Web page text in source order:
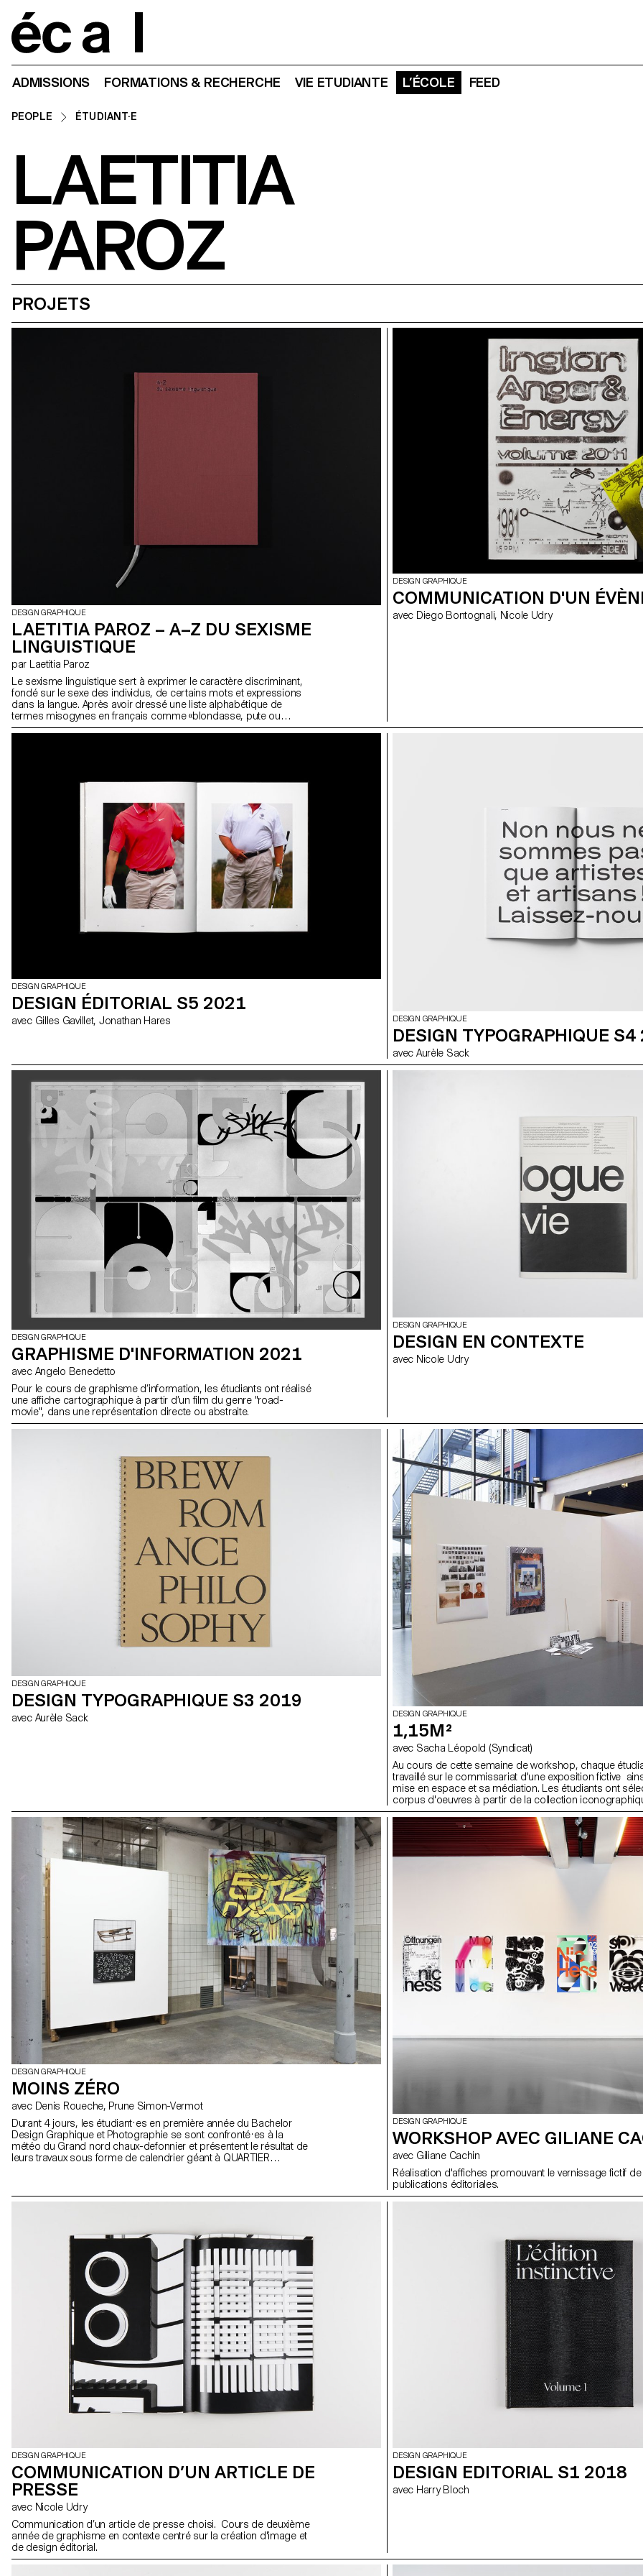
ADMISSIONS FORMATIONS & RECHERCHE VIE ETUDIANTE L’ÉCOLE FEED
PEOPLE ÉTUDIANT·E
LAETITIA
PAROZ
PROJETS
DESIGN GRAPHIQUE
LAETITIA PAROZ – A–Z DU SEXISME
LINGUISTIQUE
par Laetitia Paroz
Le sexisme linguistique sert à exprimer le caractère discriminant,
fondé sur le sexe des individus, de certains mots et expressions
dans la langue. Après avoir dressé une liste alphabétique de
termes misogynes en français comme «blondasse, pute ou
sorcière», j’ai réalisé une recherche propre à chaque terme me
d’archives, des punchlines de rap et des textes historiques se
édition qui interroge et provoque le·a lecteur·rice à différents
niveaux suivant sa propre sensibilité.
DESIGN GRAPHIQUE
COMMUNICATION D'UN
avec Diego Bontognali, Nicole Udry
DESIGN GRAPHIQUE
DESIGN ÉDITORIAL S5 2021
avec Gilles Gavillet, Jonathan Hares DESIGN GRAPHIQUE
DESIGN TYPOGRAPHIQUE
avec Aurèle Sack
DESIGN GRAPHIQUE
GRAPHISME D'INFORMATION 2021
avec Angelo Benedetto
Pour le cours de graphisme d’information, les étudiants ont réalisé
une affiche cartographique à partir d’un film du genre "road-
movie", dans une représentation directe ou abstraite.
DESIGN GRAPHIQUE
DESIGN EN CONTEXTE
avec Nicole Udry
DESIGN GRAPHIQUE
DESIGN TYPOGRAPHIQUE S3 2019
avec Aurèle Sack DESIGN GRAPHIQUE
1,15M²
avec Sacha Léopold (Syndicat)
Au cours de cette semaine de workshop, chaque
travaillé sur le commissariat d'une exposition fictive
mise en espace et sa médiation. Les étudiants ont
corpus d'oeuvres à partir de la collection
textuelle du Metropolitan Museum of Art et du Museum
Art, tous deux basés à New York. L'espace
(surface d'une affiche F4) est imprimable, accrochable,
C'est à la fois une surface mais aussi un socle ou un
résultat des étudiants questionne les moyens de
de représentations des oeuvres dans la conception
DESIGN GRAPHIQUE
MOINS ZÉRO
avec Denis Roueche, Prune Simon-Vermot
Durant 4 jours, les étudiant·es en première année du Bachelor
Design Graphique et Photographie se sont confronté·es à la
météo du Grand nord chaux-defonnier et présentent le résultat de
leurs travaux sous forme de calendrier géant à QUARTIER
DESIGN GRAPHIQUE
WORKSHOP AVEC GILIANE
avec Giliane Cachin
Réalisation d'affiches promouvant le vernissage fictif de
publications éditoriales.
DESIGN GRAPHIQUE
COMMUNICATION D’UN ARTICLE DE
PRESSE
avec Nicole Udry
Communication d’un article de presse choisi. Cours de deuxième
année de graphisme en contexte centré sur la création d'image et
de design éditorial.
DESIGN GRAPHIQUE
DESIGN EDITORIAL S1 2018
avec Harry Bloch